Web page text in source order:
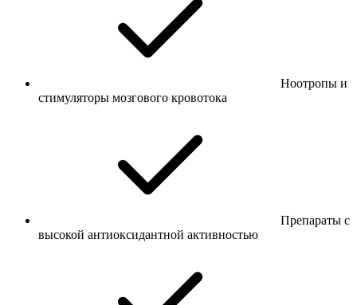
Ноотропы и
стимуляторы мозгового кровотока
Препараты с
высокой антиоксидантной активностью